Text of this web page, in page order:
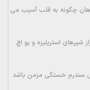
دهان چگونه به قلب آسیب می
استریلیزه و یو اچ
سندرم خستگی مزمن باشد